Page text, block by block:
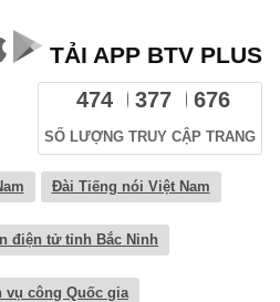
TẢI APP BTV PLUS
474 377 676
SỐ LƯỢNG TRUY CẬP TRANG
Đài Tiếng nói Việt Nam
điện tử tỉnh Bắc Ninh
vụ công Quốc gia